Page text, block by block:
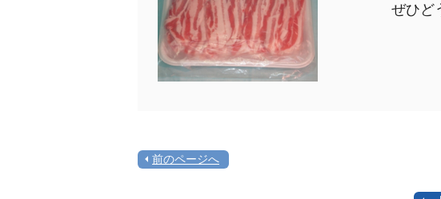
ぜひどう
前のページへ